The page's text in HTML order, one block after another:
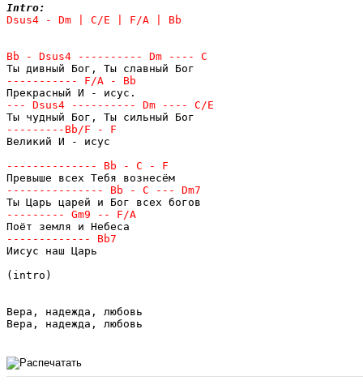
Intro:
Великий И - исус
Иисус наш Царь
(intro)
Вера, надежда, любовь
Вера, надежда, любовь